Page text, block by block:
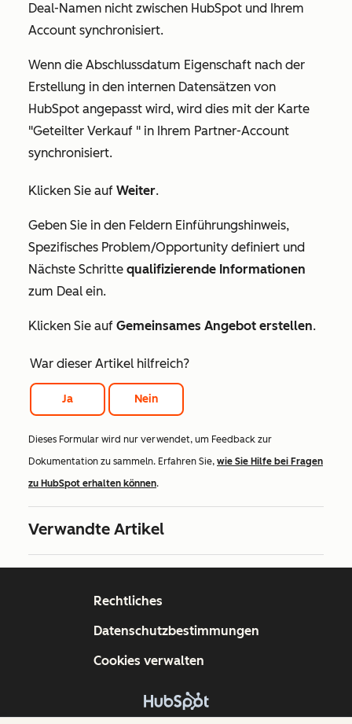
Deal-Namen nicht zwischen HubSpot und Ihrem
Account synchronisiert.
Wenn die Abschlussdatum Eigenschaft nach der
Erstellung in den internen Datensätzen von
HubSpot angepasst wird, wird dies mit der Karte
"Geteilter Verkauf " in Ihrem Partner-Account
synchronisiert.
Klicken Sie auf Weiter.
Geben Sie in den Feldern Einführungshinweis,
Spezifisches Problem/Opportunity definiert und
Nächste Schritte qualifizierende Informationen
zum Deal ein.
Klicken Sie auf Gemeinsames Angebot erstellen.
War dieser Artikel hilfreich?
Ja Nein
Dieses Formular wird nur verwendet, um Feedback zur
Dokumentation zu sammeln. Erfahren Sie, wie Sie Hilfe bei Fragen
zu HubSpot erhalten können.
Verwandte Artikel
Rechtliches
Datenschutzbestimmungen
Cookies verwalten